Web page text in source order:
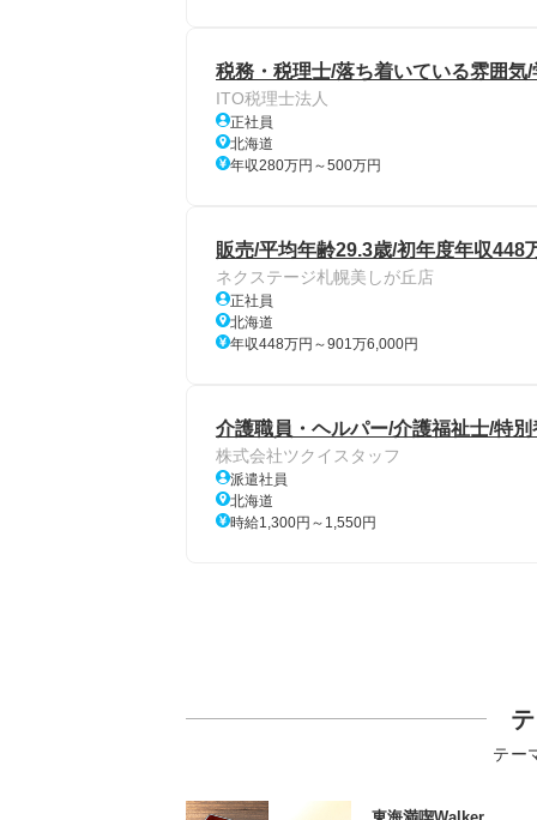
税務・税理士/落ち着いている雰囲気
ITO税理士法人
正社員
北海道
年収280万円～500万円
販売/平均年齢29.3歳/初年度年収
ネクステージ札幌美しが丘店
正社員
北海道
年収448万円～901万6,000円
介護職員・ヘルパー/介護福祉士/特
株式会社ツクイスタッフ
派遣社員
北海道
時給1,300円～1,550円
テー